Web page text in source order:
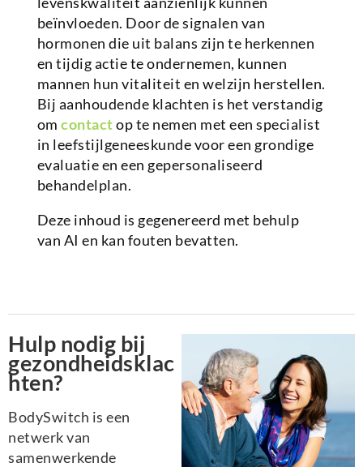
beïnvloeden. Door de signalen van
hormonen die uit balans zijn te herkennen
en tijdig actie te ondernemen, kunnen
mannen hun vitaliteit en welzijn herstellen.
Bij aanhoudende klachten is het verstandig
omcontactop te nemen met een specialist
in leefstijlgeneeskunde voor een grondige
evaluatie en een gepersonaliseerd
behandelplan.
Deze inhoud is gegenereerd met behulp
van AI en kan fouten bevatten.
Hulp nodig bij
gezondheidsklac
hten?
BodySwitch is een
netwerk van
samenwerkende